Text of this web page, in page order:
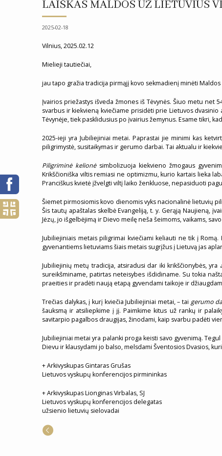
LAIŠKAS MALDOS UŽ LIETUVIUS
2025-02-18
Vilnius, 2025.02.12
Mielieji tautiečiai,
jau tapo gražia tradicija pirmąjį kovo sekmadienį minėti
Įvairios priežastys išveda žmones iš Tėvynės. Šiuo metu
svarbus ir kiekvieną kviečiame prisidėti prie Lietuvos
Tėvynėje, tiek pasklidusius po įvairius žemynus. Esame tikri,
2025-ieji yra Jubiliejiniai metai. Paprastai jie minimi kas
piligrimystė, susitaikymas ir gerumo darbai. Tai aktualu ir
Piligriminė kelionėsimbolizuoja kiekvieno žmogaus
Krikščioniška viltis remiasi ne optimizmu, kurio kartais lieka
Pranciškus kvietė įžvelgti viltį laiko ženkluose, nepasiduoti
Šiemet pirmosiomis kovo dienomis vyks nacionalinė lietuvių
Šis tautų apaštalas skelbė Evangeliją, t. y. Gerąją Naujieną,
Jėzų, jo išgelbėjimą ir Dievo meilę neša šeimoms, vaikams,
Jubiliejiniais metais piligrimai kviečiami keliauti ne tik į
gyvenantiems lietuviams šiais metais sugrįžus į Lietuvą jas
Jubiliejinių metų tradicija, atsiradusi dar iki krikščionybės, yra
sureikšminame, patirtas neteisybes išdidiname. Su tokia
praeities ir pradėti naują etapą gyvendami taikoje ir
Trečias dalykas, į kurį kviečia Jubiliejiniai metai, – tai gerumo
šauksmą ir atsiliepkime į jį. Paimkime kitus už rankų ir
savitarpio pagalbos draugijas, žinodami, kaip svarbu padėti
Jubiliejiniai metai yra palanki proga keisti savo gyvenimą.
Dievu ir klausydami jo balso, melsdami Šventosios Dvasios,
+ Arkivyskupas Gintaras Grušas
Lietuvos vyskupų konferencijos pirmininkas
+ Arkivyskupas Lionginas Virbalas, SJ
Lietuvos vyskupų konferencijos delegatas
užsienio lietuvių sielovadai